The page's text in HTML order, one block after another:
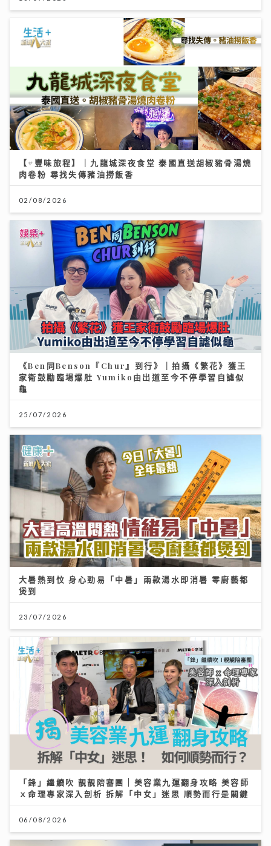
【#豐味旅程】｜九龍城深夜食堂 泰國直送胡椒豬骨湯燒
肉卷粉 尋找失傳豬油撈飯香
02/08/2026
《Ben同Benson『Chur』到行》｜拍攝《繁花》獲王
家衛鼓勵臨場爆肚 Yumiko由出道至今不停學習自謔似
龜
25/07/2026
大暑熱到忟 身心勁易「中暑」兩款湯水即消暑 零廚藝都
煲到
23/07/2026
「鋒」繼續吹 靚靚陪審團 | 美容業九運翻身攻略 美容師
ｘ命理專家深入剖析 拆解「中女」迷思 順勢而行是關鍵
06/08/2026